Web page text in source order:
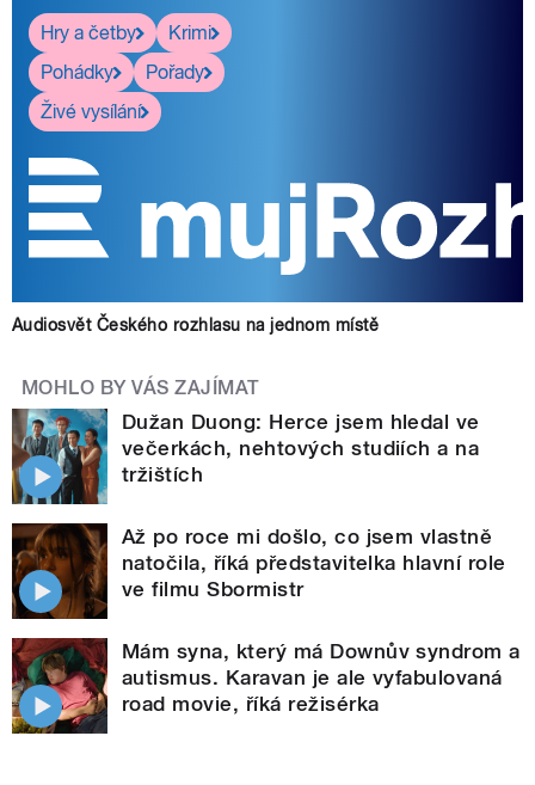
Hry a četby
Krimi
Pohádky
Pořady
Živé vysílání
Audiosvět Českého rozhlasu na jednom místě
MOHLO BY VÁS ZAJÍMAT
Dužan Duong: Herce jsem hledal ve
večerkách, nehtových studiích a na
tržištích
Až po roce mi došlo, co jsem vlastně
natočila, říká představitelka hlavní role
ve filmu Sbormistr
Mám syna, který má Downův syndrom a
autismus. Karavan je ale vyfabulovaná
road movie, říká režisérka